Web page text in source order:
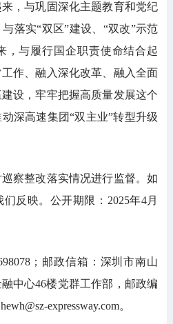
，与巩固深化主题教育和党纪
落实“双区”建设、“双改”示范
，与履行国企职责使命结合起
作、融入深化改革、融入全面
设，牢牢把握高质量发展这个
深高速集团“双主业”转型升级
整改落实情况进行监督。如
反映。公开期限：2025年4月
；邮政信箱：深圳市南山
中心46楼党群工作部，邮政编
expressway.com。